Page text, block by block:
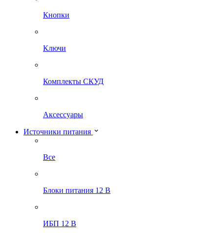
Кнопки
Ключи
Комплекты СКУД
Аксессуары
Источники питания
Все
Блоки питания 12 В
ИБП 12 В